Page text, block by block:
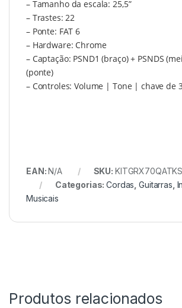
– Tamanho da escala: 25,5”
– Trastes: 22
– Ponte: FAT 6
– Hardware: Chrome
– Captação: PSND1 (braço) + PSNDS
(ponte)
– Controles: Volume | Tone | chave de
EAN:N/A SKU: KITGRX70QATKS
Categorias:Cordas ,Guitarras
Musicais
Produtos relacionados